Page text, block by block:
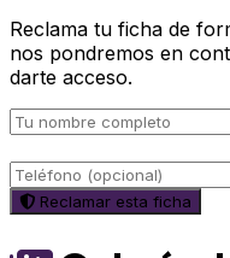
Reclama tu ficha de
nos pondremos en
darte acceso.
Reclamar esta ficha